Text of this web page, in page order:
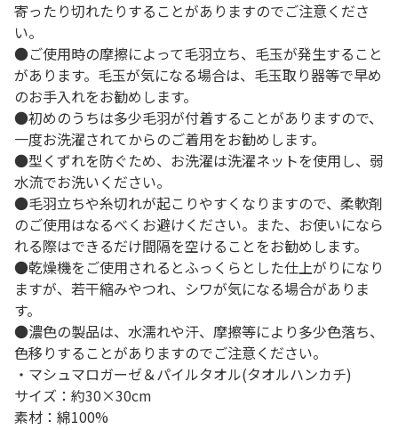
寄ったり切れたりすることがありますのでご注意くださ
い。
●ご使用時の摩擦によって毛羽立ち、毛玉が発生すること
があります。毛玉が気になる場合は、毛玉取り器等で早め
のお手入れをお勧めします。
●初めのうちは多少毛羽が付着することがありますので、
一度お洗濯されてからのご着用をお勧めします。
●型くずれを防ぐため、お洗濯は洗濯ネットを使用し、弱
水流でお洗いください。
●毛羽立ちや糸切れが起こりやすくなりますので、柔軟剤
のご使用はなるべくお避けください。また、お使いになら
れる際はできるだけ間隔を空けることをお勧めします。
●乾燥機をご使用されるとふっくらとした仕上がりになり
ますが、若干縮みやつれ、シワが気になる場合がありま
す。
●濃色の製品は、水濡れや汗、摩擦等により多少色落ち、
色移りすることがありますのでご注意ください。
・マシュマロガーゼ＆パイルタオル(タオルハンカチ)
サイズ：約30×30cm
素材：綿100%